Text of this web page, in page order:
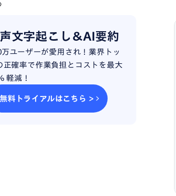
文字起こし＆AI要約
ユーザーが愛用され！業界トッ
正確率で作業負担とコストを最大
軽減！
無料トライアルはこちら >